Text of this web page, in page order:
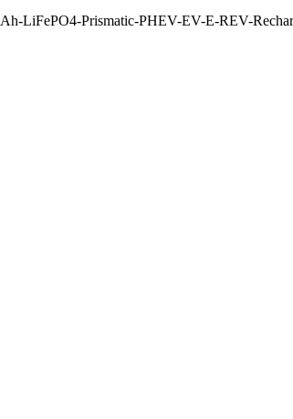
LiFePO4-Prismatic-PHEV-EV-E-REV-